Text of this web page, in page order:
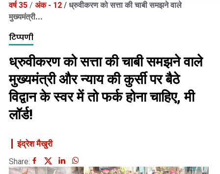
वर्ष 35 / अंक - 12 / ध्रुवीकरण को सत्ता की चाबी समझने वाले
मुख्यमंत्री...
टिप्पणी
ध्रुवीकरण को सत्ता की चाबी समझने वाले
मुख्यमंत्री और न्याय की कुर्सी पर बैठे
विद्वान के स्वर में तो फर्क होना चाहिए, मी
लॉर्ड!
इंद्रेश मैखुरी
Share: